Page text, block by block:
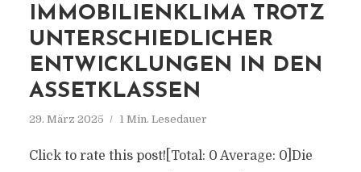
IMMOBILIENKLIMA TROTZ
UNTERSCHIEDLICHER
ENTWICKLUNGEN IN DEN
ASSETKLASSEN
29. März 2025 1 Min. Lesedauer
Click to rate this post![Total: 0 Average: 0]Die